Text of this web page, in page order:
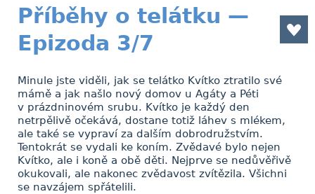
Příběhy o telátku —
Epizoda 3/7
Minule jste viděli, jak se telátko Kvítko ztratilo své
mámě a jak našlo nový domov u Agáty a Péti
v prázdninovém srubu. Kvítko je každý den
netrpělivě očekává, dostane totiž láhev s mlékem,
ale také se vypraví za dalším dobrodružstvím.
Tentokrát se vydali ke koním. Zvědavé bylo nejen
Kvítko, ale i koně a obě děti. Nejprve se nedůvěřivě
okukovali, ale nakonec zvědavost zvítězila. Všichni
se navzájem spřátelili.